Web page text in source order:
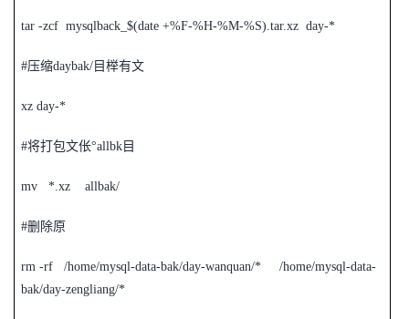
tar -zcf mysqlback_$(date +%F-%H-%M-%S).tar.xz day-*
#压缩daybak/目榉有文
xz day-*
#将打包文伥°allbk目
mv *.xz allbak/
#删除原
rm -rf /home/mysql-data-bak/day-wanquan/* /home/mysql-data-
bak/day-zengliang/*